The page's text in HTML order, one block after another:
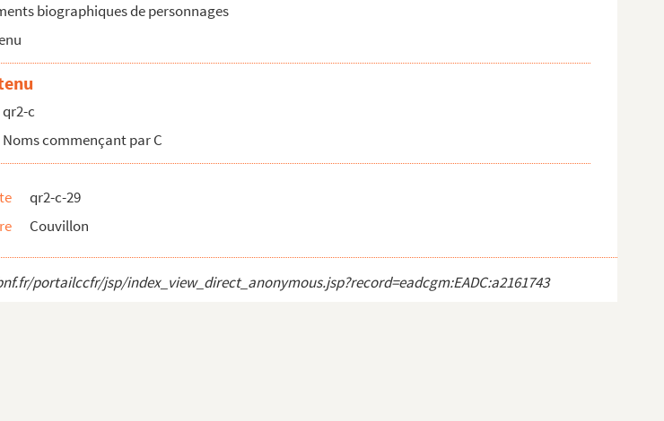
biographiques de personnages
qr2-c
Noms commençant par C
qr2-c-29
Couvillon
portailccfr/jsp/index_view_direct_anonymous.jsp?record=eadcgm:EADC:a2161743